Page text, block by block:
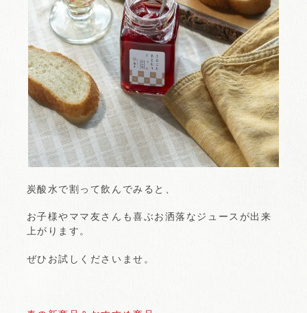
炭酸水で割って飲んでみると、
お子様やママ友さんも喜ぶお洒落なジュースが出来
上がります。
ぜひお試しくださいませ。